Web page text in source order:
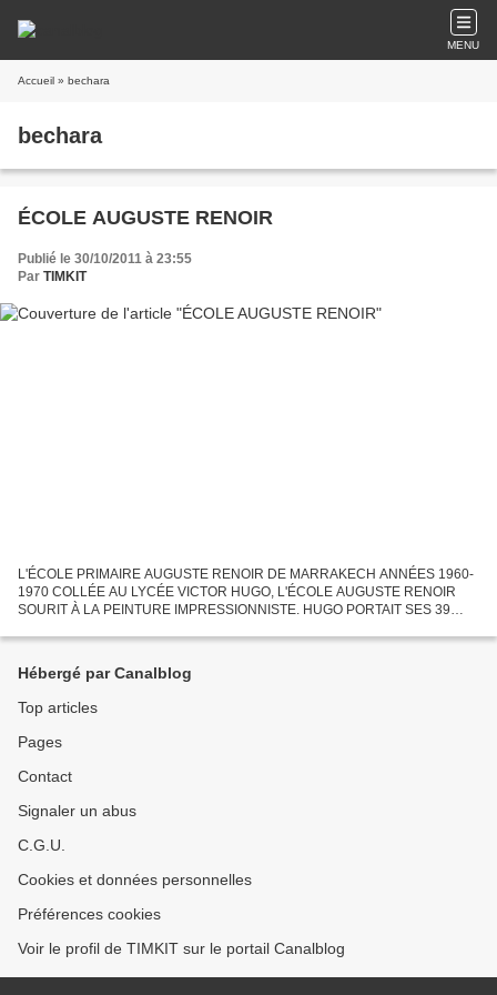
MENU
Accueil » bechara
bechara
ÉCOLE AUGUSTE RENOIR
Publié le 30/10/2011 à 23:55
Par TIMKIT
L'ÉCOLE PRIMAIRE AUGUSTE RENOIR DE MARRAKECH ANNÉES 1960-
1970 COLLÉE AU LYCÉE VICTOR HUGO, L'ÉCOLE AUGUSTE RENOIR
SOURIT À LA PEINTURE IMPRESSIONNISTE. HUGO PORTAIT SES 39
ÉCRIVAIN PROLIXE, RENOIR...
Hébergé par Canalblog
Top articles
Pages
Contact
Signaler un abus
C.G.U.
Cookies et données personnelles
Préférences cookies
Voir le profil de TIMKIT sur le portail Canalblog